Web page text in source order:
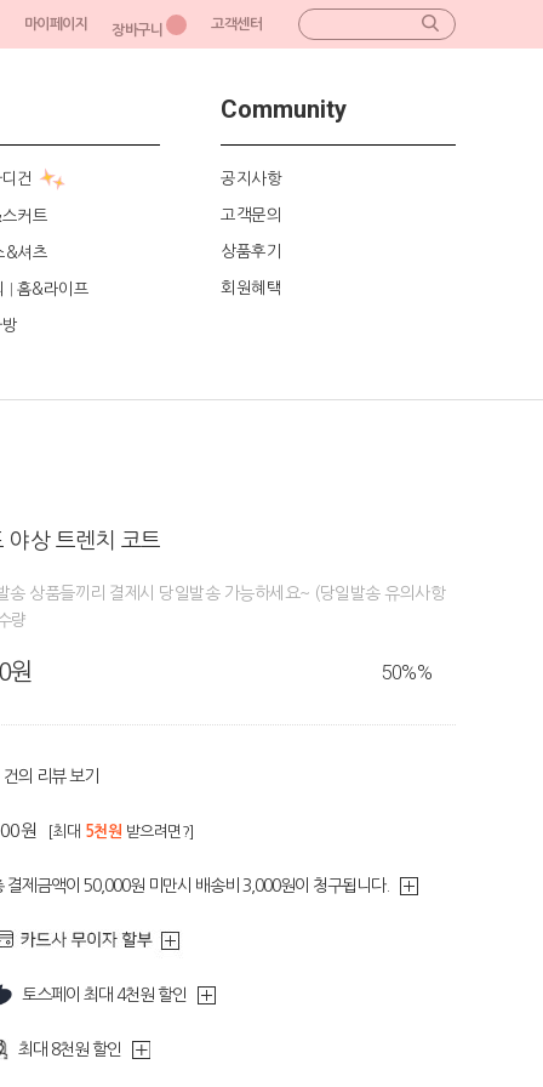
마이페이지 장바구니 고객센터
건
커트
&셔츠
홈&라이프
Community
공지사항
고객문의
상품후기
회원혜택
상 트렌치 코트
송 상품들끼리 결제시 당일발송 가능하세요~ (당일발송 유의사항
량
원 50%%
건의 리뷰 보기
원 [최대 5천원 받으려면?]
결제금액이 50,000원 미만시 배송비 3,000원이 청구됩니다.
토스페이 최대 4천원 할인
최대 8천원 할인